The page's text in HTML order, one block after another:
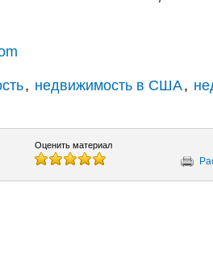
, недвижимость в США,
Оценить материал